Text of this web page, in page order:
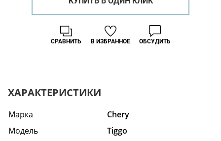
В ИЗБРАННОЕ
СРАВНИТЬ ОБСУДИТЬ
ХАРАКТЕРИСТИКИ
Марка
Chery
Модель
Tiggo